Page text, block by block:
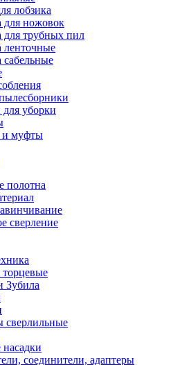
лобзика
для ножовок
для трубных пил
ленточные
уборки
муфты
полотна
сверление
торцевые
Зубила
сверлильные
соединители, адаптеры